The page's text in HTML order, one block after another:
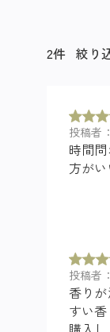
2件 絞り
投稿者
時間
方が
投稿者
香り
すい